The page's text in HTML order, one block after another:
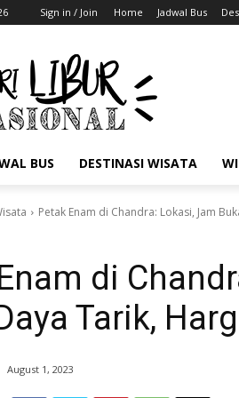
Sign in / Join Home Jadwal Bus
BUS DESTINASI WISATA
Petak Enam di Chandra: Lokasi, Jam
di
Tarik,
August 1, 2023